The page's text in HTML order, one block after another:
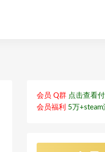
会员 Q群 点击查看
会员福利 5万